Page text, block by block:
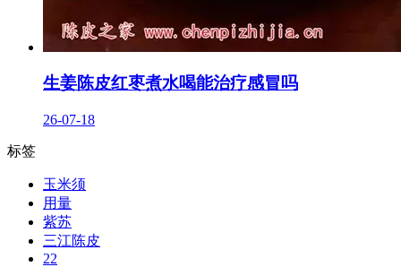
生姜陈皮红枣煮水喝能治疗感冒吗
26-07-18
标签
玉米须
用量
紫苏
三江陈皮
22